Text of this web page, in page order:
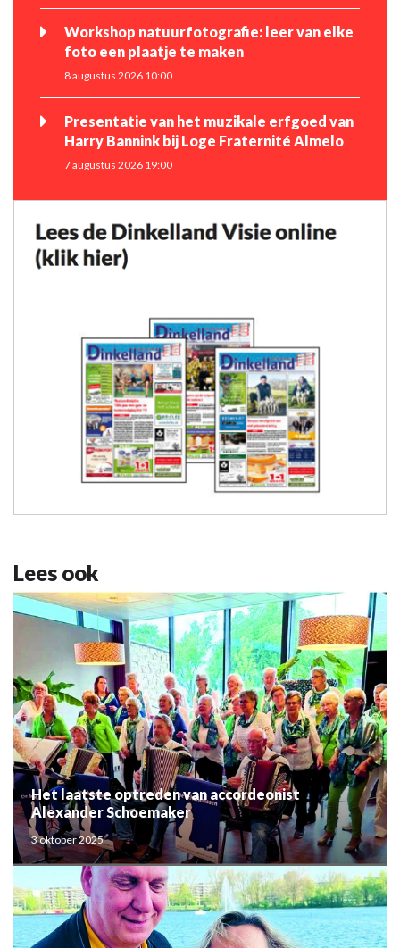
Workshop natuurfotografie: leer van elke
foto een plaatje te maken
8 augustus 2026 10:00
Presentatie van het muzikale erfgoed van
Harry Bannink bij Loge Fraternité Almelo
7 augustus 2026 19:00
Lees ook
Het laatste optreden van accordeonist
Alexander Schoemaker
3 oktober 2025